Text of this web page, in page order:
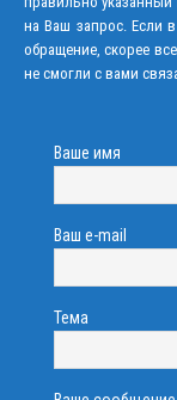
на Ваш запрос. Если
обращение, скорее
не смогли с вами
Ваше имя
Ваш e-mail
Тема